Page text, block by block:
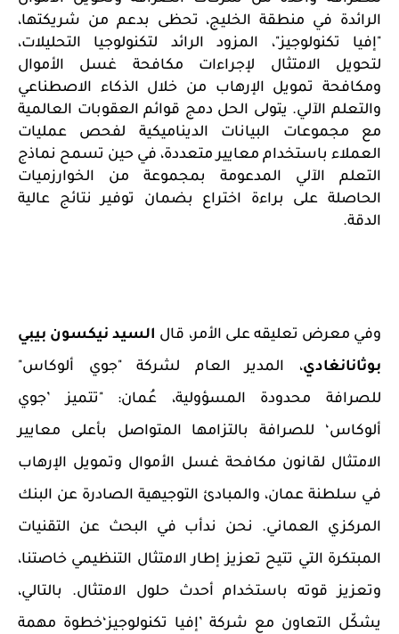
الرائدة في منطقة الخليج، تحظى بدعم من شريكتها،
"إفيا تكنولوجيز"، المزود الرائد لتكنولوجيا التحليلات،
لتحويل الامتثال لإجراءات مكافحة غسل الأموال
ومكافحة تمويل الإرهاب من خلال الذكاء الاصطناعي
والتعلم الآلي. يتولى الحل دمج قوائم العقوبات العالمية
مع مجموعات البيانات الديناميكية لفحص عمليات
العملاء باستخدام معايير متعددة، في حين تسمح نماذج
التعلم الآلي المدعومة بمجموعة من الخوارزميات
الحاصلة على براءة اختراع بضمان توفير نتائج عالية
الدقة.
وفي معرض تعليقه على الأمر، قال السيد نيكسون بيبي
بوثانانغادي، المدير العام لشركة "جوي ألوكاس"
للصرافة محدودة المسؤولية، عُمان: "تتميز ’جوي
ألوكاس‘ للصرافة بالتزامها المتواصل بأعلى معايير
الامتثال لقانون مكافحة غسل الأموال وتمويل الإرهاب
في سلطنة عمان، والمبادئ التوجيهية الصادرة عن البنك
المركزي العماني. نحن ندأب في البحث عن التقنيات
المبتكرة التي تتيح تعزيز إطار الامتثال التنظيمي خاصتنا،
وتعزيز قوته باستخدام أحدث حلول الامتثال. بالتالي،
يشكّل التعاون مع شركة ’إفيا تكنولوجيز‘خطوة مهمة